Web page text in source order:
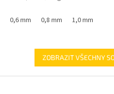
hvězdiček.
0,6 mm 0,8 mm 1,0 mm
ZOBRAZIT VŠECHNY